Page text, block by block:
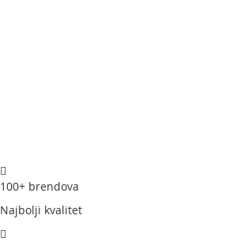
100+ brendova
Najbolji kvalitet